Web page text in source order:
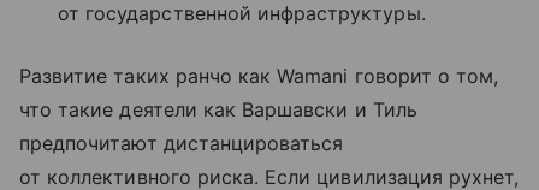
от государственной инфраструктуры.
Развитие таких ранчо как Wamani говорит о том,
что такие деятели как Варшавски и Тиль
предпочитают дистанцироваться
от коллективного риска. Если цивилизация рухнет,